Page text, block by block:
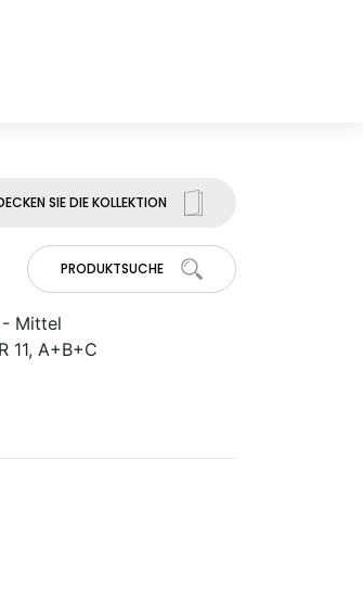
SIE DIE KOLLEKTION
PRODUKTSUCHE
Mittel
R 11, A+B+C